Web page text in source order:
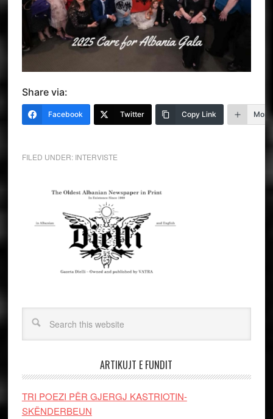
Share via:
Facebook Twitter Copy Link More
FILED UNDER: INTERVISTE
ARTIKUJT E FUNDIT
TRI POEZI PËR GJERGJ KASTRIOTIN-
SKËNDERBEUN